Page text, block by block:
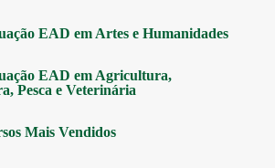
EAD em Artes e Humanidades
EAD em Agricultura,
Pesca e Veterinária
Mais Vendidos